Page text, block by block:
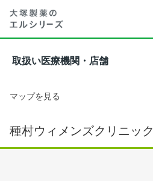
取扱い医療機関・店舗
マップを見る
種村ウィメンズクリニック